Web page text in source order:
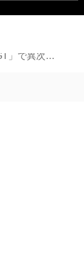
「Taycan Turbo GT」で異次元の加速をタイカン！